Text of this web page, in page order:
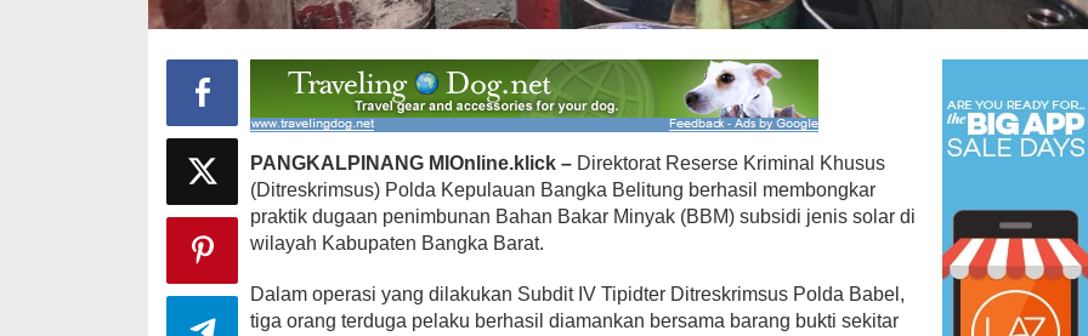
PANGKALPINANG MIOnline.klick – Direktorat Reserse Kriminal Khusus
(Ditreskrimsus) Polda Kepulauan Bangka Belitung berhasil membongkar
praktik dugaan penimbunan Bahan Bakar Minyak (BBM) subsidi jenis solar di
wilayah Kabupaten Bangka Barat.
Dalam operasi yang dilakukan Subdit IV Tipidter Ditreskrimsus Polda Babel,
tiga orang terduga pelaku berhasil diamankan bersama barang bukti sekitar